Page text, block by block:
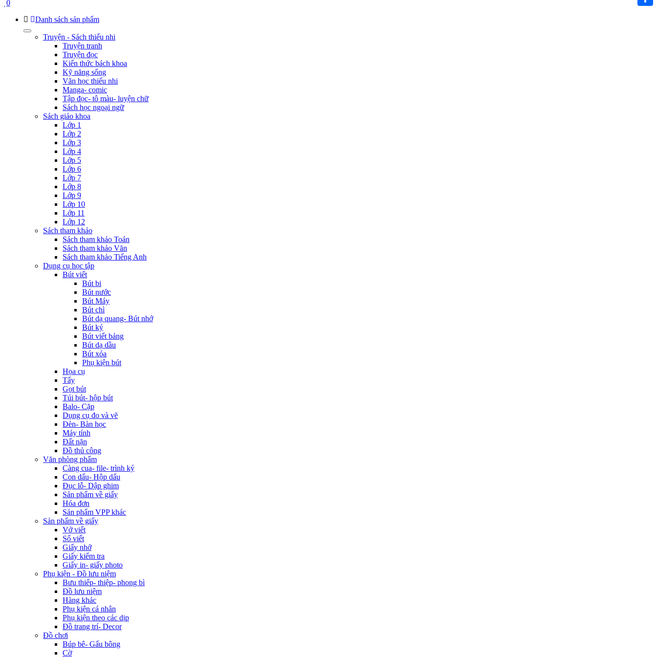
0
Danh sách sản phẩm
Truyện - Sách thiếu nhi
Truyện tranh
Truyện đọc
Kiến thức bách khoa
Kỹ năng sống
Văn học thiếu nhi
Manga- comic
Tập đọc- tô màu- luyện chữ
Sách học ngoại ngữ
Sách giáo khoa
Lớp 1
Lớp 2
Lớp 3
Lớp 4
Lớp 5
Lớp 6
Lớp 7
Lớp 8
Lớp 9
Lớp 10
Lớp 11
Lớp 12
Sách tham khảo
Sách tham khảo Toán
Sách tham khảo Văn
Sách tham khảo Tiếng Anh
Dụng cụ học tập
Bút viết
Bút bi
Bút nước
Bút Máy
Bút chì
Bút dạ quang- Bút nhớ
Bút ký
Bút viết bảng
Bút dạ dầu
Bút xóa
Phụ kiện bút
Họa cụ
Tẩy
Gọt bút
Túi bút- hộp bút
Balo- Cặp
Dụng cụ đo và vẽ
Đèn- Bàn học
Máy tính
Đất nặn
Đồ thủ công
Văn phòng phẩm
Càng cua- file- trình ký
Con dấu- Hộp dấu
Đục lỗ- Dập ghim
Sản phẩm về giấy
Hóa đơn
Sản phẩm VPP khác
Sản phẩm về giấy
Vở viết
Sổ viết
Giấy nhớ
Giấy kiểm tra
Giấy in- giấy photo
Phụ kiện - Đồ lưu niệm
Bưu thiếp- thiệp- phong bì
Đồ lưu niệm
Hàng khác
Phụ kiện cá nhân
Phụ kiện theo các dịp
Đồ trang trí- Decor
Đồ chơi
Búp bê- Gấu bông
Cờ